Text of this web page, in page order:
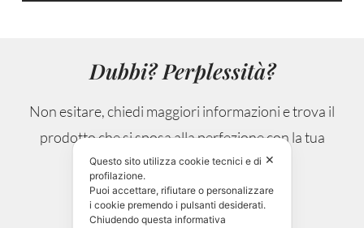
Dubbi? Perplessità?
Non esitare, chiedi maggiori informazioni e trova il
prodotto che si sposa alla perfezione con la tua
occasione.
CONTATTAMI!
✕
Questo sito utilizza cookie tecnici e di
profilazione.
Puoi accettare, rifiutare o personalizzare
i cookie premendo i pulsanti desiderati.
Chiudendo questa informativa